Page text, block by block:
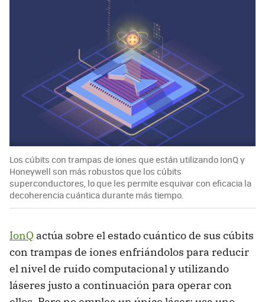
Los cúbits con trampas de iones que están utilizando IonQ y
Honeywell son más robustos que los cúbits
superconductores, lo que les permite esquivar con eficacia la
decoherencia cuántica durante más tiempo.
IonQ actúa sobre el estado cuántico de sus cúbits
con trampas de iones enfriándolos para reducir
el nivel de ruido computacional y utilizando
láseres justo a continuación para operar con